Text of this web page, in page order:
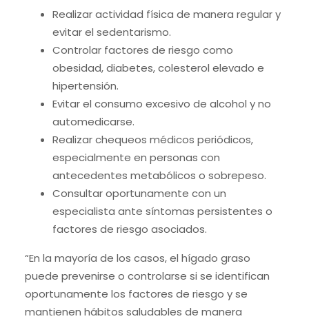
Realizar actividad física de manera regular y
evitar el sedentarismo.
Controlar factores de riesgo como
obesidad, diabetes, colesterol elevado e
hipertensión.
Evitar el consumo excesivo de alcohol y no
automedicarse.
Realizar chequeos médicos periódicos,
especialmente en personas con
antecedentes metabólicos o sobrepeso.
Consultar oportunamente con un
especialista ante síntomas persistentes o
factores de riesgo asociados.
“En la mayoría de los casos, el hígado graso
puede prevenirse o controlarse si se identifican
oportunamente los factores de riesgo y se
mantienen hábitos saludables de manera